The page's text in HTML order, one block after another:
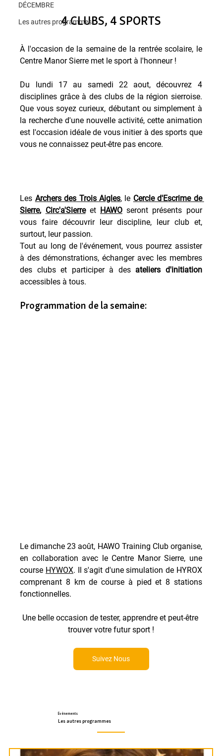
DÉCEMBRE
Les autres programmes4 CLUBS, 4 SPORTS
À l'occasion de la semaine de la rentrée scolaire, le
Centre Manor Sierre met le sport à l'honneur !
Du lundi 17 au samedi 22 aout, découvrez 4
disciplines grâce à des clubs de la région sierroise.
Que vous soyez curieux, débutant ou simplement à
la recherche d'une nouvelle activité, cette animation
est l'occasion idéale de vous initier à des sports que
vous ne connaissez peut-être pas encore.
Les Archers des Trois Aigles, le Cercle d'Escrime de
Sierre, Circ'a'Sierre et HAWO seront présents pour
vous faire découvrir leur discipline, leur club et,
surtout, leur passion.
Tout au long de l'événement, vous pourrez assister
à des démonstrations, échanger avec les membres
des clubs et participer à des ateliers d'initiation
accessibles à tous.
Programmation de la semaine:
Le dimanche 23 août, HAWO Training Club organise,
en collaboration avec le Centre Manor Sierre, une
course HYWOX. Il s'agit d'une simulation de HYROX
comprenant 8 km de course à pied et 8 stations
fonctionnelles.
Une belle occasion de tester, apprendre et peut-être
trouver votre futur sport !
Suivez Nous
Evènements
Les autres programmes